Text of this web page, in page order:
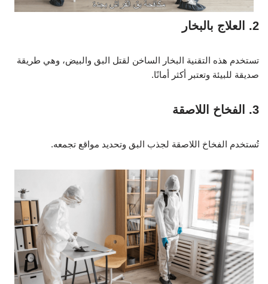
2. العلاج بالبخار
تستخدم هذه التقنية البخار الساخن لقتل البق والبيض، وهي طريقة
صديقة للبيئة وتعتبر أكثر أمانًا.
3. الفخاخ اللاصقة
تُستخدم الفخاخ اللاصقة لجذب البق وتحديد مواقع تجمعه.